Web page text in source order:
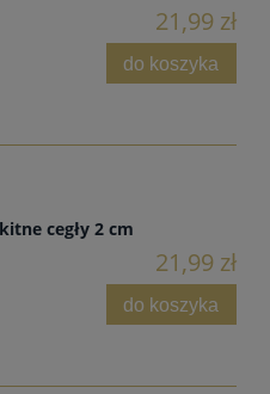
21,99 zł
do koszyka
cegły 2 cm
21,99 zł
do koszyka